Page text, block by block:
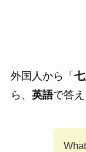
外国人から「
ら、 英語で答